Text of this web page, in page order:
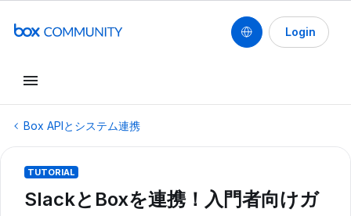
Login
Box APIとシステム連携
TUTORIAL
SlackとBoxを連携！入門者向けガ